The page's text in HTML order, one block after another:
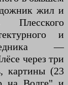
жил и
и
—
через три
картины (23